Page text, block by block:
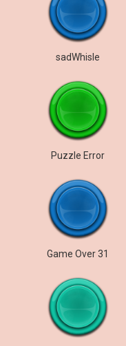
sadWhisle
Puzzle Error
Game Over 31